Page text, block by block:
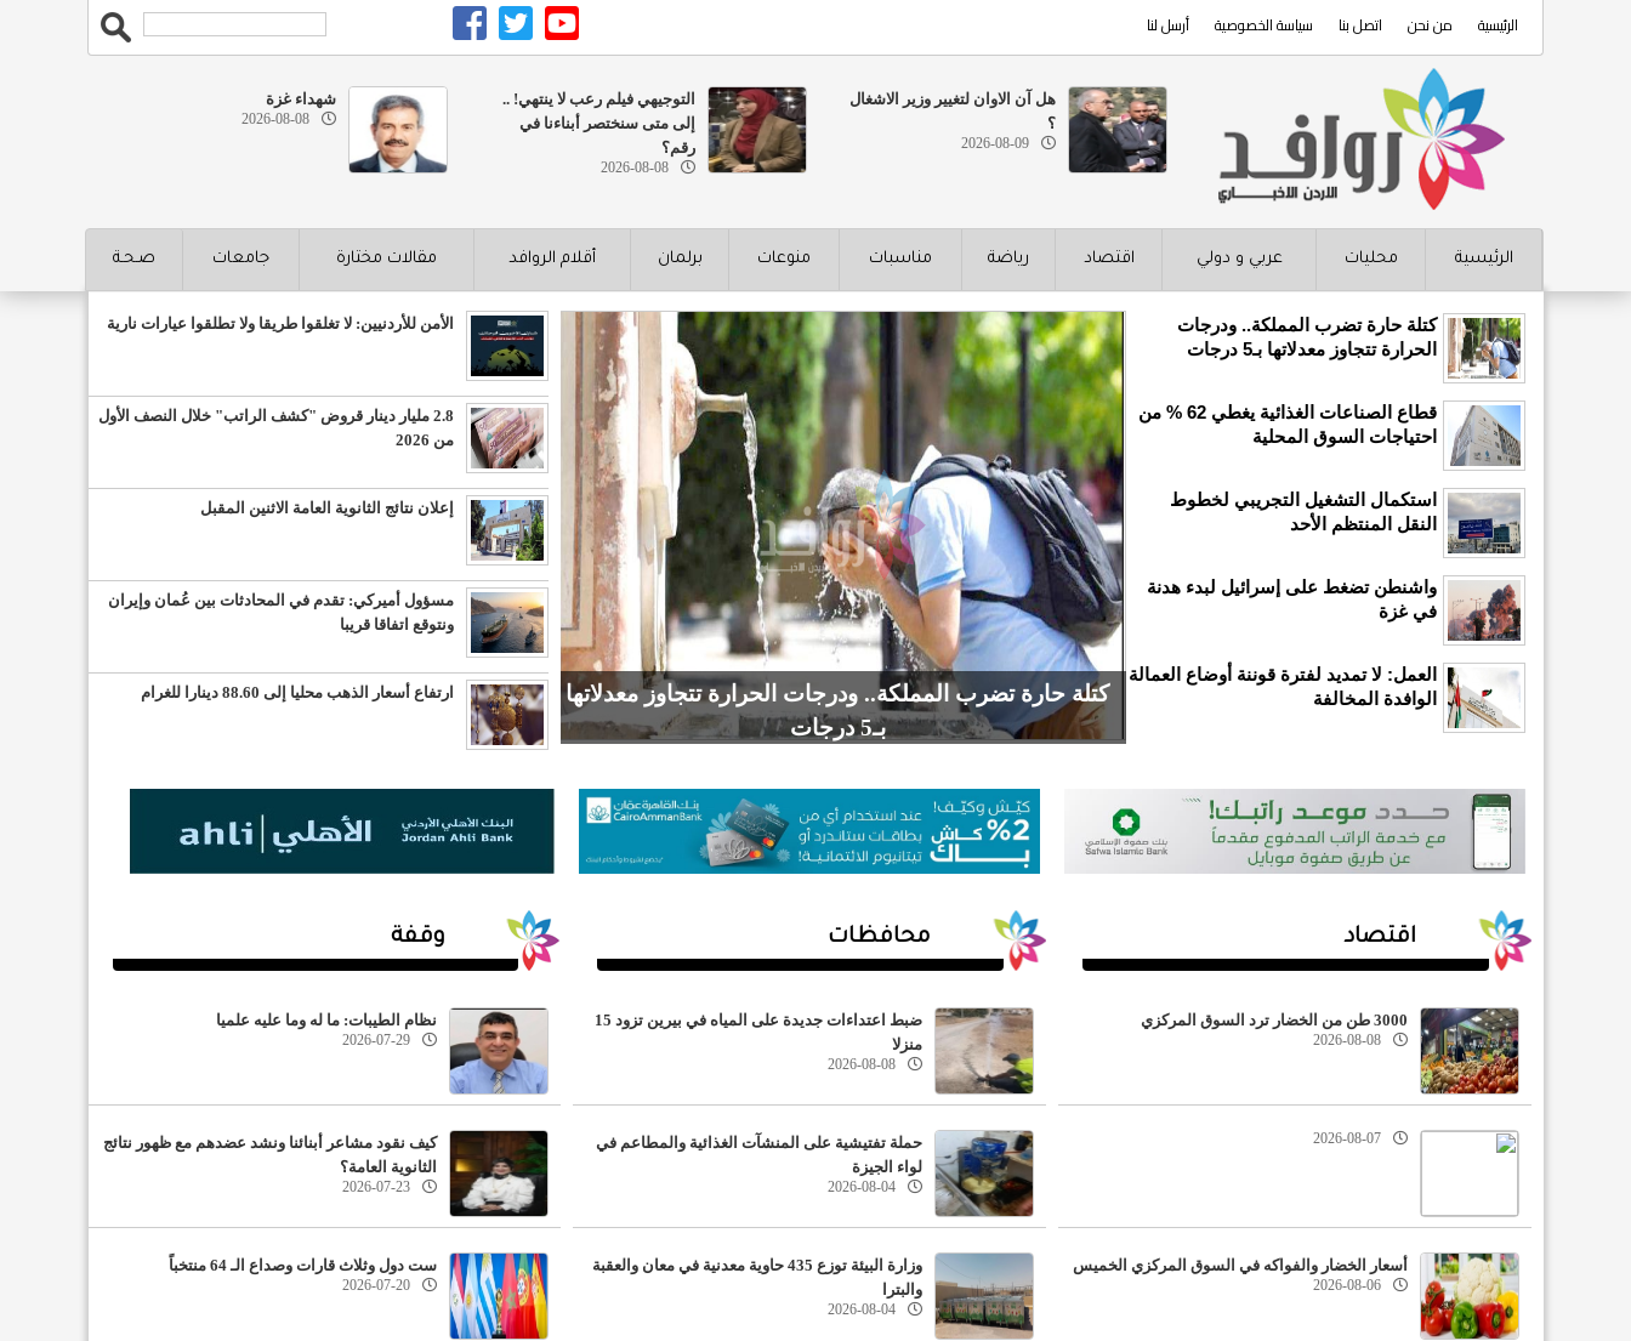
الرئيسية من نحن اتصل بنا سياسة الخصوصية أرسل لنا
هل آن الاوان لتغيير وزير الاشغال
؟
2026-08-09
التوجيهي فيلم رعب لا ينتهي! ..
إلى متى سنختصر أبناءنا في
رقم؟
2026-08-08
شهداء غزة
2026-08-08
الرئيسية محليات عربي و دولي اقتصاد رياضة مناسبات منوعات برلمان أقلام الروافد مقالات مختارة جامعات صـحـة
كتلة حارة تضرب المملكة.. ودرجات
الحرارة تتجاوز معدلاتها بـ5 درجات
قطاع الصناعات الغذائية يغطي 62 % من
احتياجات السوق المحلية
استكمال التشغيل التجريبي لخطوط
النقل المنتظم الأحد
واشنطن تضغط على إسرائيل لبدء هدنة
في غزة
العمل: لا تمديد لفترة قوننة أوضاع العمالة
الوافدة المخالفة
كتلة حارة تضرب المملكة.. ودرجات الحرارة تتجاوز معدلاتها
بـ5 درجات
قطاع الصناعات الغذائية يغطي 62 % من احتياجات السوق
المحلية
الأمن للأردنيين: لا تغلقوا طريقا ولا تطلقوا عيارات نارية
2.8 مليار دينار قروض "كشف الراتب" خلال النصف الأول
من 2026
إعلان نتائج الثانوية العامة الاثنين المقبل
مسؤول أميركي: تقدم في المحادثات بين عُمان وإيران
ونتوقع اتفاقا قريبا
ارتفاع أسعار الذهب محليا إلى 88.60 دينارا للغرام
اقتصاد
3000 طن من الخضار ترد السوق المركزي
2026-08-08
2026-08-07
أسعار الخضار والفواكه في السوق المركزي الخميس
2026-08-06
محافظات
ضبط اعتداءات جديدة على المياه في بيرين تزود 15
منزلا
2026-08-08
حملة تفتيشية على المنشآت الغذائية والمطاعم في
لواء الجيزة
2026-08-04
وزارة البيئة توزع 435 حاوية معدنية في معان والعقبة
والبترا
2026-08-04
وقفة
نظام الطيبات: ما له وما عليه علميا
2026-07-29
كيف نقود مشاعر أبنائنا ونشد عضدهم مع ظهور نتائج
الثانوية العامة؟
2026-07-23
ست دول وثلاث قارات وصداع الـ 64 منتخباً
2026-07-20